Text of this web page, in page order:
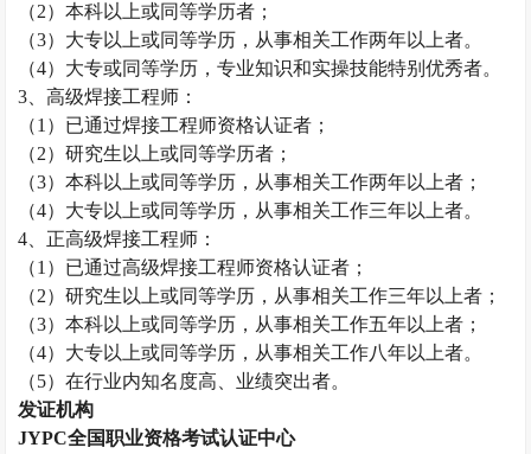
（2）本科以上或同等学历者；
（3）大专以上或同等学历，从事相关工作两年以上者。
（4）大专或同等学历，专业知识和实操技能特别优秀者。
3 、高级焊接工程师：
（1 ）已通过焊接工程师资格认证者；
（2）研究生以上或同等学历者；
（3）本科以上或同等学历，从事相关工作两年以上者；
（4）大专以上或同等学历，从事相关工作三年以上者。
4 、正高级焊接工程师：
（1 ）已通过高级焊接工程师资格认证者；
（2）研究生以上或同等学历，从事相关工作三年以上者；
（3）本科以上或同等学历，从事相关工作五年以上者；
（4）大专以上或同等学历，从事相关工作八年以上者。
（5）在行业内知名度高、业绩突出者。
发证机构
JYPC全国职业资格考试认证中心